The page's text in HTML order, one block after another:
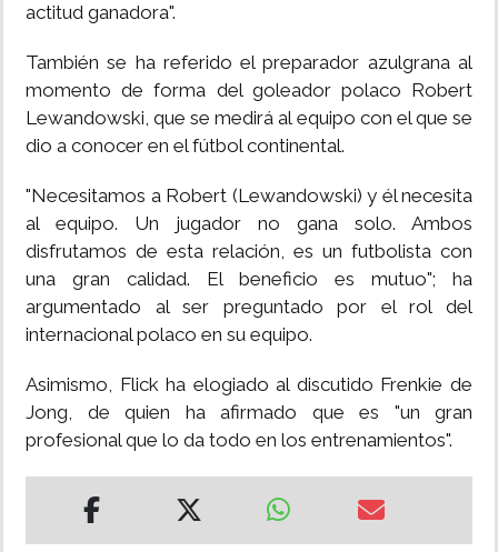
actitud ganadora".
También se ha referido el preparador azulgrana al
momento de forma del goleador polaco Robert
Lewandowski, que se medirá al equipo con el que se
dio a conocer en el fútbol continental.
"Necesitamos a Robert (Lewandowski) y él necesita
al equipo. Un jugador no gana solo. Ambos
disfrutamos de esta relación, es un futbolista con
una gran calidad. El beneficio es mutuo"; ha
argumentado al ser preguntado por el rol del
internacional polaco en su equipo.
Asimismo, Flick ha elogiado al discutido Frenkie de
Jong, de quien ha afirmado que es "un gran
profesional que lo da todo en los entrenamientos".